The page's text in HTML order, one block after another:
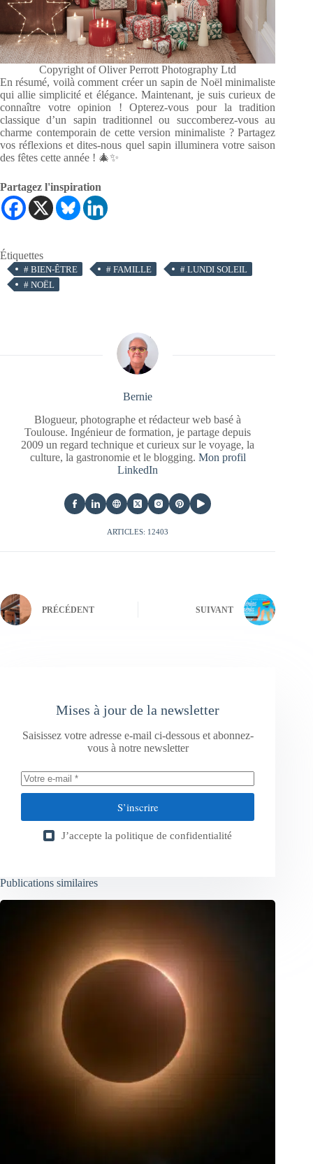
Copyright of Oliver Perrott Photography Ltd
En résumé, voilà comment créer un sapin de Noël minimaliste
qui allie simplicité et élégance. Maintenant, je suis curieux de
connaître votre opinion ! Opterez-vous pour la tradition
classique d’un sapin traditionnel ou succomberez-vous au
charme contemporain de cette version minimaliste ? Partagez
vos réflexions et dites-nous quel sapin illuminera votre saison
des fêtes cette année ! 🎄✨
Partagez l'inspiration
Étiquettes
# BIEN-ÊTRE # FAMILLE # LUNDI SOLEIL
# NOËL
Bernie
Blogueur, photographe et rédacteur web basé à
Toulouse. Ingénieur de formation, je partage depuis
2009 un regard technique et curieux sur le voyage, la
culture, la gastronomie et le blogging. Mon profil
LinkedIn
ARTICLES: 12403
PRÉCÉDENT SUIVANT
Mises à jour de la newsletter
Saisissez votre adresse e-mail ci-dessous et abonnez-
vous à notre newsletter
S’inscrire
J’accepte la politique de confidentialité
Publications similaires